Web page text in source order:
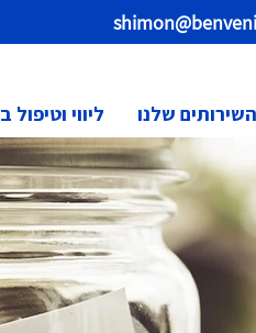
השירותים שלנו ליווי וטיפול